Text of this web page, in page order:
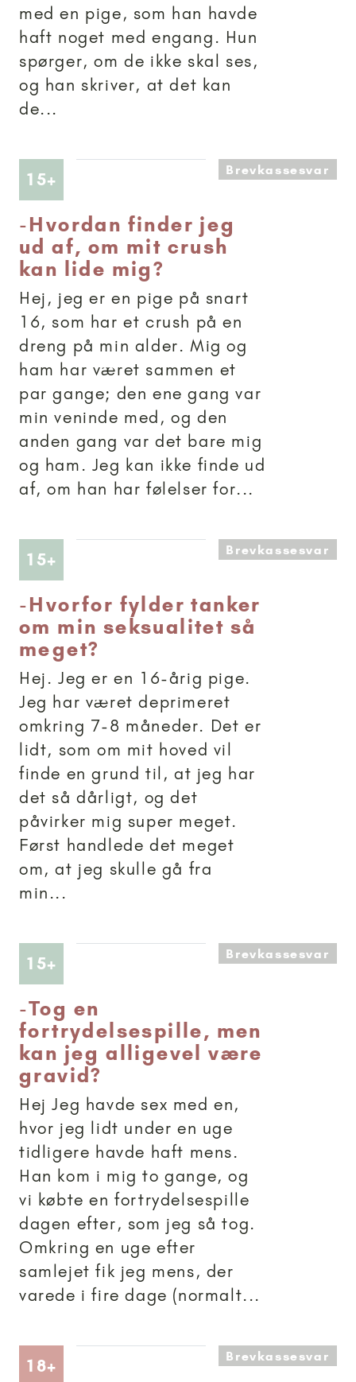
med en pige, som han havde
haft noget med engang. Hun
spørger, om de ikke skal ses,
og han skriver, at det kan
de...
15+ Artikler anbefalet til 15+Brevkassesvar
-Hvordan finder jeg
ud af, om mit crush
kan lide mig?
Hej, jeg er en pige på snart
16, som har et crush på en
dreng på min alder. Mig og
ham har været sammen et
par gange; den ene gang var
min veninde med, og den
anden gang var det bare mig
og ham. Jeg kan ikke finde ud
af, om han har følelser for...
15+ Artikler anbefalet til 15+Brevkassesvar
-Hvorfor fylder tanker
om min seksualitet så
meget?
Hej. Jeg er en 16-årig pige.
Jeg har været deprimeret
omkring 7-8 måneder. Det er
lidt, som om mit hoved vil
finde en grund til, at jeg har
det så dårligt, og det
påvirker mig super meget.
Først handlede det meget
om, at jeg skulle gå fra
min...
15+ Artikler anbefalet til 15+Brevkassesvar
-Tog en
fortrydelsespille, men
kan jeg alligevel være
gravid?
Hej Jeg havde sex med en,
hvor jeg lidt under en uge
tidligere havde haft mens.
Han kom i mig to gange, og
vi købte en fortrydelsespille
dagen efter, som jeg så tog.
Omkring en uge efter
samlejet fik jeg mens, der
varede i fire dage (normalt...
18+ Artikler anbefalet til 18+Brevkassesvar